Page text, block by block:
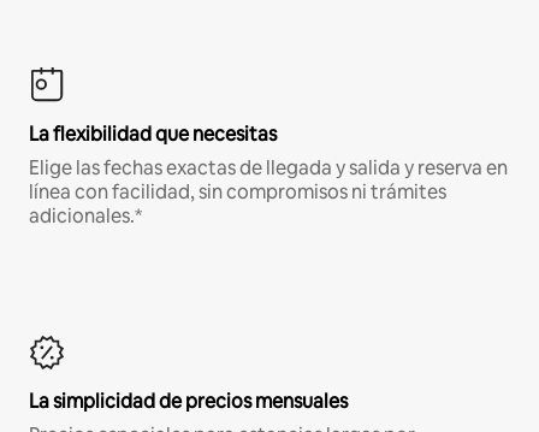
La flexibilidad que necesitas
Elige las fechas exactas de llegada y salida y reserva en
línea con facilidad, sin compromisos ni trámites
adicionales.*
La simplicidad de precios mensuales